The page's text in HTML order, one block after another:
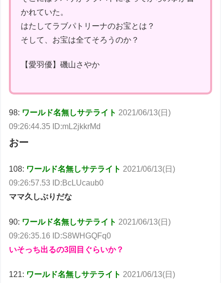
かれていた。
はたしてラブパトリーナのお宝とは？
そして、お宝は全てそろうのか？
【愛羽優】磯山さやか
98: ワールド名無しサテライト 2021/06/13(日)
09:26:44.35 ID:mL2jkkrMd
おー
108: ワールド名無しサテライト 2021/06/13(日)
09:26:57.53 ID:BcLUcaub0
ママ久しぶりだな
90: ワールド名無しサテライト 2021/06/13(日)
09:26:35.16 ID:S8WHGQFq0
いそっち出るの3回目ぐらいか？
121: ワールド名無しサテライト 2021/06/13(日)